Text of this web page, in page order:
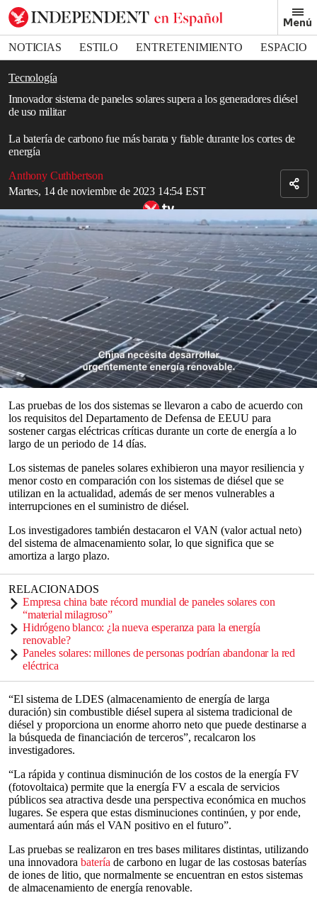
Menú
NOTICIAS ESTILO ENTRETENIMIENTO
ESPACIO
DEPORTES
Tecnología
Innovador sistema de paneles solares supera a los generadores diésel
de uso militar
La batería de carbono fue más barata y fiable durante los cortes de
energía
Anthony Cuthbertson
Martes, 14 de noviembre de 2023 14:54 EST
Bookmark popover
Removed from bookmarks
Close popover
seconds
seconds
La huerta solar flotante más grande del mundo
Read in English
Lospaneles solarescombinados con baterías de última generación
ahora superan a los generadores diésel de uso militar, concluye un
nuevo análisis.
Investigadores del NREL (Laboratorio Nacional deEnergía
Renovable) del Departamento de Energía de los Estados Unidos
descubrieron que la nueva solución de energía renovable era más
barata y más confiable que su contraparte alimentada por
combustibles fósiles.
Las pruebas de los dos sistemas se llevaron a cabo de acuerdo con
los requisitos del Departamento de Defensa de EEUU para
sostener cargas eléctricas críticas durante un corte de energía a lo
largo de un periodo de 14 días.
Los sistemas de paneles solares exhibieron una mayor resiliencia y
menor costo en comparación con los sistemas de diésel que se
utilizan en la actualidad, además de ser menos vulnerables a
interrupciones en el suministro de diésel.
Los investigadores también destacaron el VAN (valor actual neto)
del sistema de almacenamiento solar, lo que significa que se
amortiza a largo plazo.
RELACIONADOS
Empresa china bate récord mundial de paneles solares con
“material milagroso”
Hidrógeno blanco: ¿la nueva esperanza para la energía
renovable?
Paneles solares: millones de personas podrían abandonar la red
eléctrica
“El sistema de LDES (almacenamiento de energía de larga
duración) sin combustible diésel supera al sistema tradicional de
diésel y proporciona un enorme ahorro neto que puede destinarse a
la búsqueda de financiación de terceros”, recalcaron los
investigadores.
“La rápida y continua disminución de los costos de la energía FV
(fotovoltaica) permite que la energía FV a escala de servicios
públicos sea atractiva desde una perspectiva económica en muchos
lugares. Se espera que estas disminuciones continúen, y por ende,
aumentará aún más el VAN positivo en el futuro”.
Las pruebas se realizaron en tres bases militares distintas, utilizando
una innovadora batería de carbono en lugar de las costosas baterías
de iones de litio, que normalmente se encuentran en estos sistemas
de almacenamiento de energía renovable.